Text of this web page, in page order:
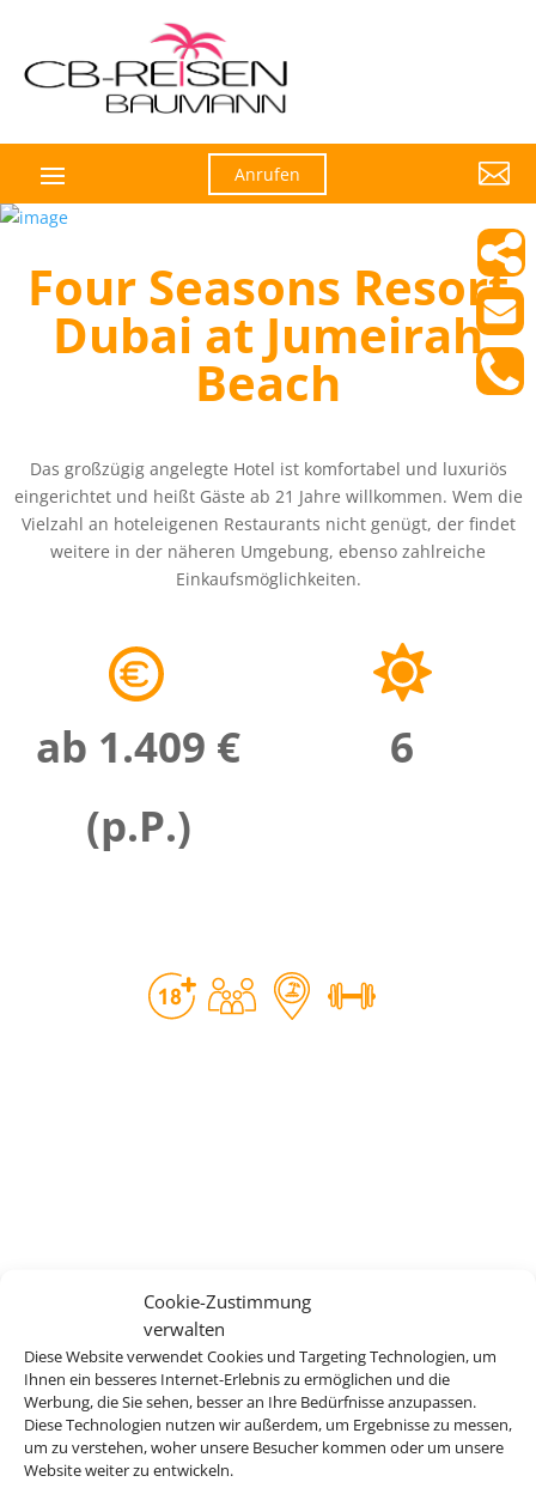
Cookie-Zustimmung
verwalten
Diese Website verwendet Cookies und Targeting Technologien, um
Ihnen ein besseres Internet-Erlebnis zu ermöglichen und die
Werbung, die Sie sehen, besser an Ihre Bedürfnisse anzupassen.
Diese Technologien nutzen wir außerdem, um Ergebnisse zu messen,
um zu verstehen, woher unsere Besucher kommen oder um unsere
Website weiter zu entwickeln.
Anrufen 
Four Seasons Resort
Dubai at Jumeirah
Beach
Das großzügig angelegte Hotel ist komfortabel und luxuriös
eingerichtet und heißt Gäste ab 21 Jahre willkommen. Wem die
Vielzahl an hoteleigenen Restaurants nicht genügt, der findet
weitere in der näheren Umgebung, ebenso zahlreiche
Einkaufsmöglichkeiten.
ab 1.409 €
(p.P.)
6